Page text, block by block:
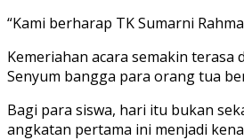
“Kami berharap TK Sumarni
Kemeriahan acara semakin
Senyum bangga para orang tua
Bagi para siswa, hari itu bukan
angkatan pertama ini menjadi